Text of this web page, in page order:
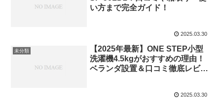
い方まで完全ガイド！
2025.03.30
未分類
【2025年最新】ONE STEP小型
洗濯機4.5kgがおすすめの理由！
ベランダ設置＆口コミ徹底レビュ
2025.03.30